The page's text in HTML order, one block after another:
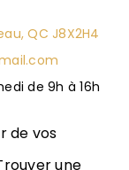
QC J8X2H4
de 9h à 16h
de vos
une